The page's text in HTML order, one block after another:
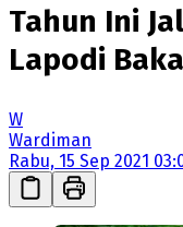
Tahun Ini
Lapodi
W
Wardiman
Rabu, 15 Sep 2021